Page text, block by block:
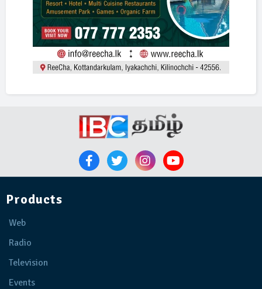
Products
Web
Radio
Television
Events